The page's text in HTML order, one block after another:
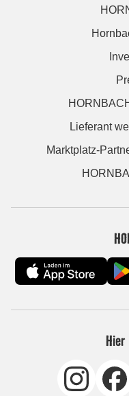
Lieferant
Marktplatz-